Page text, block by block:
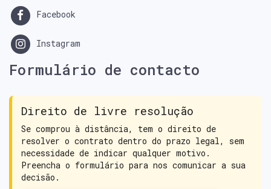
Facebook
Instagram
Formulário de contacto
Direito de livre resolução
Se comprou à distância, tem o direito de
resolver o contrato dentro do prazo legal, sem
necessidade de indicar qualquer motivo.
Preencha o formulário para nos comunicar a sua
decisão.